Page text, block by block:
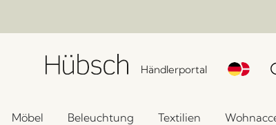
Händlerportal
Möbel Beleuchtung Textilien